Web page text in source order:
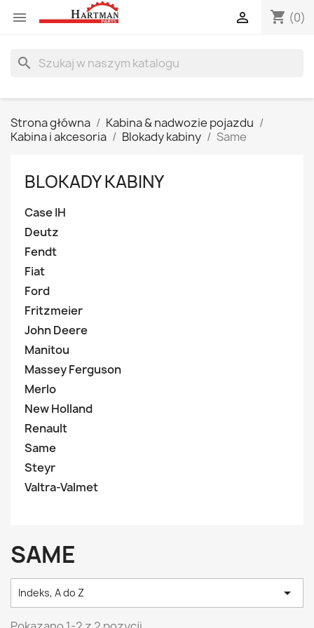
 shopping_cart (0)

search
Strona główna
Kabina & nadwozie pojazdu
Kabina i akcesoria
Blokady kabiny Same
BLOKADY KABINY
Case IH
Deutz
Fendt
Fiat
Ford
Fritzmeier
John Deere
Manitou
Massey Ferguson
Merlo
New Holland
Renault
Same
Steyr
Valtra-Valmet
SAME
Indeks, A do Z 